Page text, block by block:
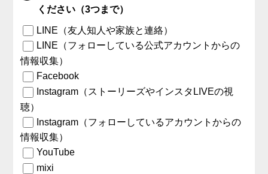
ください（3つまで）
LINE（友人知人や家族と連絡）
LINE（フォローしている公式アカウントからの
情報収集）
Facebook
Instagram（ストーリーズやインスタLIVEの視
聴）
Instagram（フォローしているアカウントからの
情報収集）
YouTube
mixi